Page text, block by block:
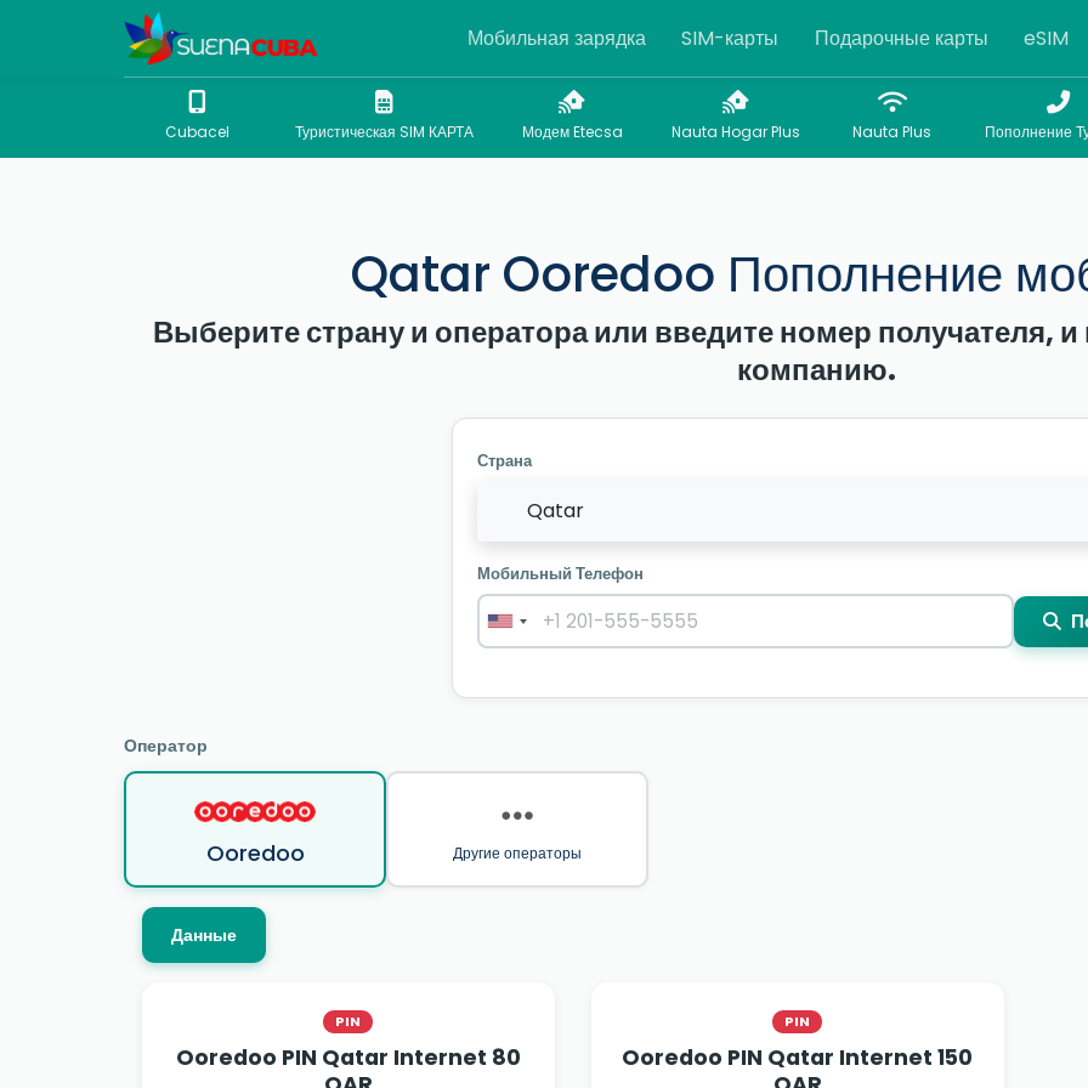
Мобильная зарядка SIM-карты Подарочные карты eSIM
Cubacel Туристическая SIM КАРТА Модем Etecsa Nauta Hogar Plus Nauta Plus Пополнение
Qatar Ooredoo Пополнение
Выберите страну и оператора или введите номер
компанию.
Страна
Qatar
Мобильный Телефон
Оператор
Ooredoo Другие операторы
Данные
PIN
Ooredoo PIN Qatar Internet 80
PIN
Ooredoo PIN Qatar Internet 150